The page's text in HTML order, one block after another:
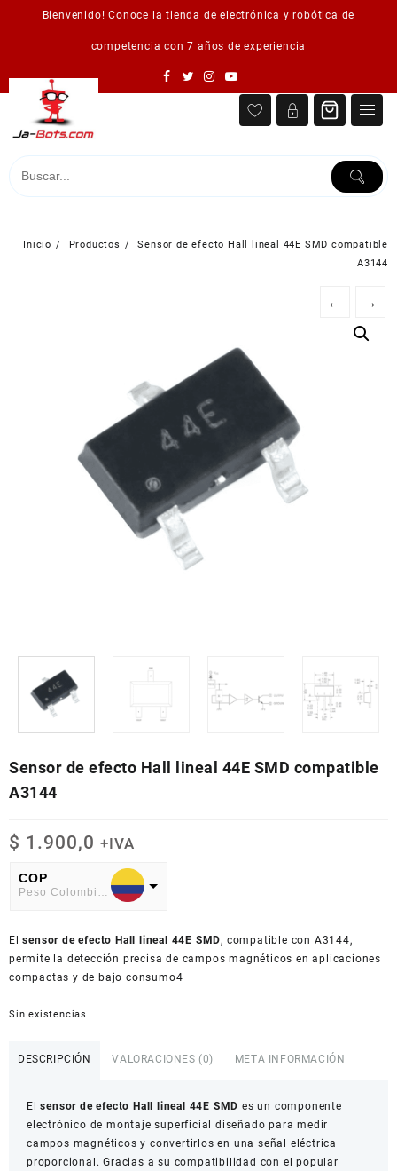
Bienvenido! Conoce la tienda de electrónica y robótica de
competencia con 7 años de experiencia
Inicio Productos
Sensor de efecto Hall lineal 44E SMD compatible
A3144
← →
Sensor de efecto Hall lineal 44E SMD compatible
A3144
$ 1.900,0 +IVA
COP
American Dollar
Elsensor de efecto Hall lineal 44E SMD, compatible con A3144,
permite la detección precisa de campos magnéticos en aplicaciones
compactas y de bajo consumo4
Sin existencias
DESCRIPCIÓN VALORACIONES (0) META INFORMACIÓN
Elsensor de efecto Hall lineal 44E SMD es un componente
electrónico de montaje superficial diseñado para medir
campos magnéticos y convertirlos en una señal eléctrica
proporcional. Gracias a su compatibilidad con el popular